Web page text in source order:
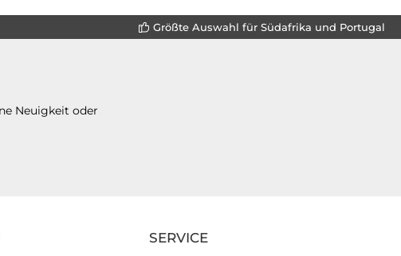
Größte Auswahl für Südafrika und Portugal
Neuigkeit oder
SERVICE